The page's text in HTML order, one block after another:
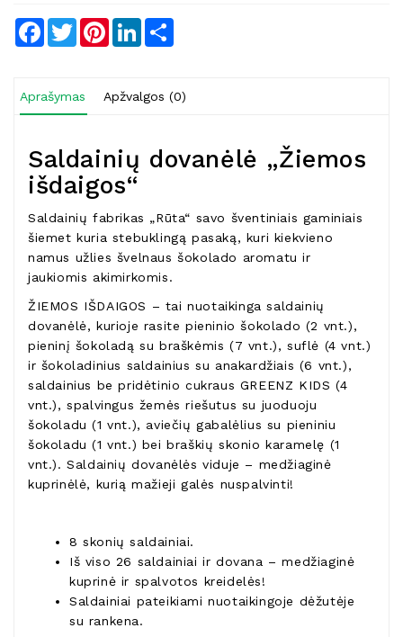
Facebook
TwitterPinterestLinkedIn
Aprašymas Apžvalgos (0)
Saldainių dovanėlė „Žiemos
išdaigos“
Saldainių fabrikas „Rūta“ savo šventiniais gaminiais
šiemet kuria stebuklingą pasaką, kuri kiekvieno
namus užlies švelnaus šokolado aromatu ir
jaukiomis akimirkomis.
ŽIEMOS IŠDAIGOS – tai nuotaikinga saldainių
dovanėlė, kurioje rasite pieninio šokolado (2 vnt.),
pieninį šokoladą su braškėmis (7 vnt.), suflė (4 vnt.)
ir šokoladinius saldainius su anakardžiais (6 vnt.),
saldainius be pridėtinio cukraus GREENZ KIDS (4
vnt.), spalvingus žemės riešutus su juoduoju
šokoladu (1 vnt.), aviečių gabalėlius su pieniniu
šokoladu (1 vnt.) bei braškių skonio karamelę (1
vnt.). Saldainių dovanėlės viduje – medžiaginė
kuprinėlė, kurią mažieji galės nuspalvinti!
8 skonių saldainiai.
Iš viso 26 saldainiai ir dovana – medžiaginė
kuprinė ir spalvotos kreidelės!
Saldainiai pateikiami nuotaikingoje dėžutėje
su rankena.